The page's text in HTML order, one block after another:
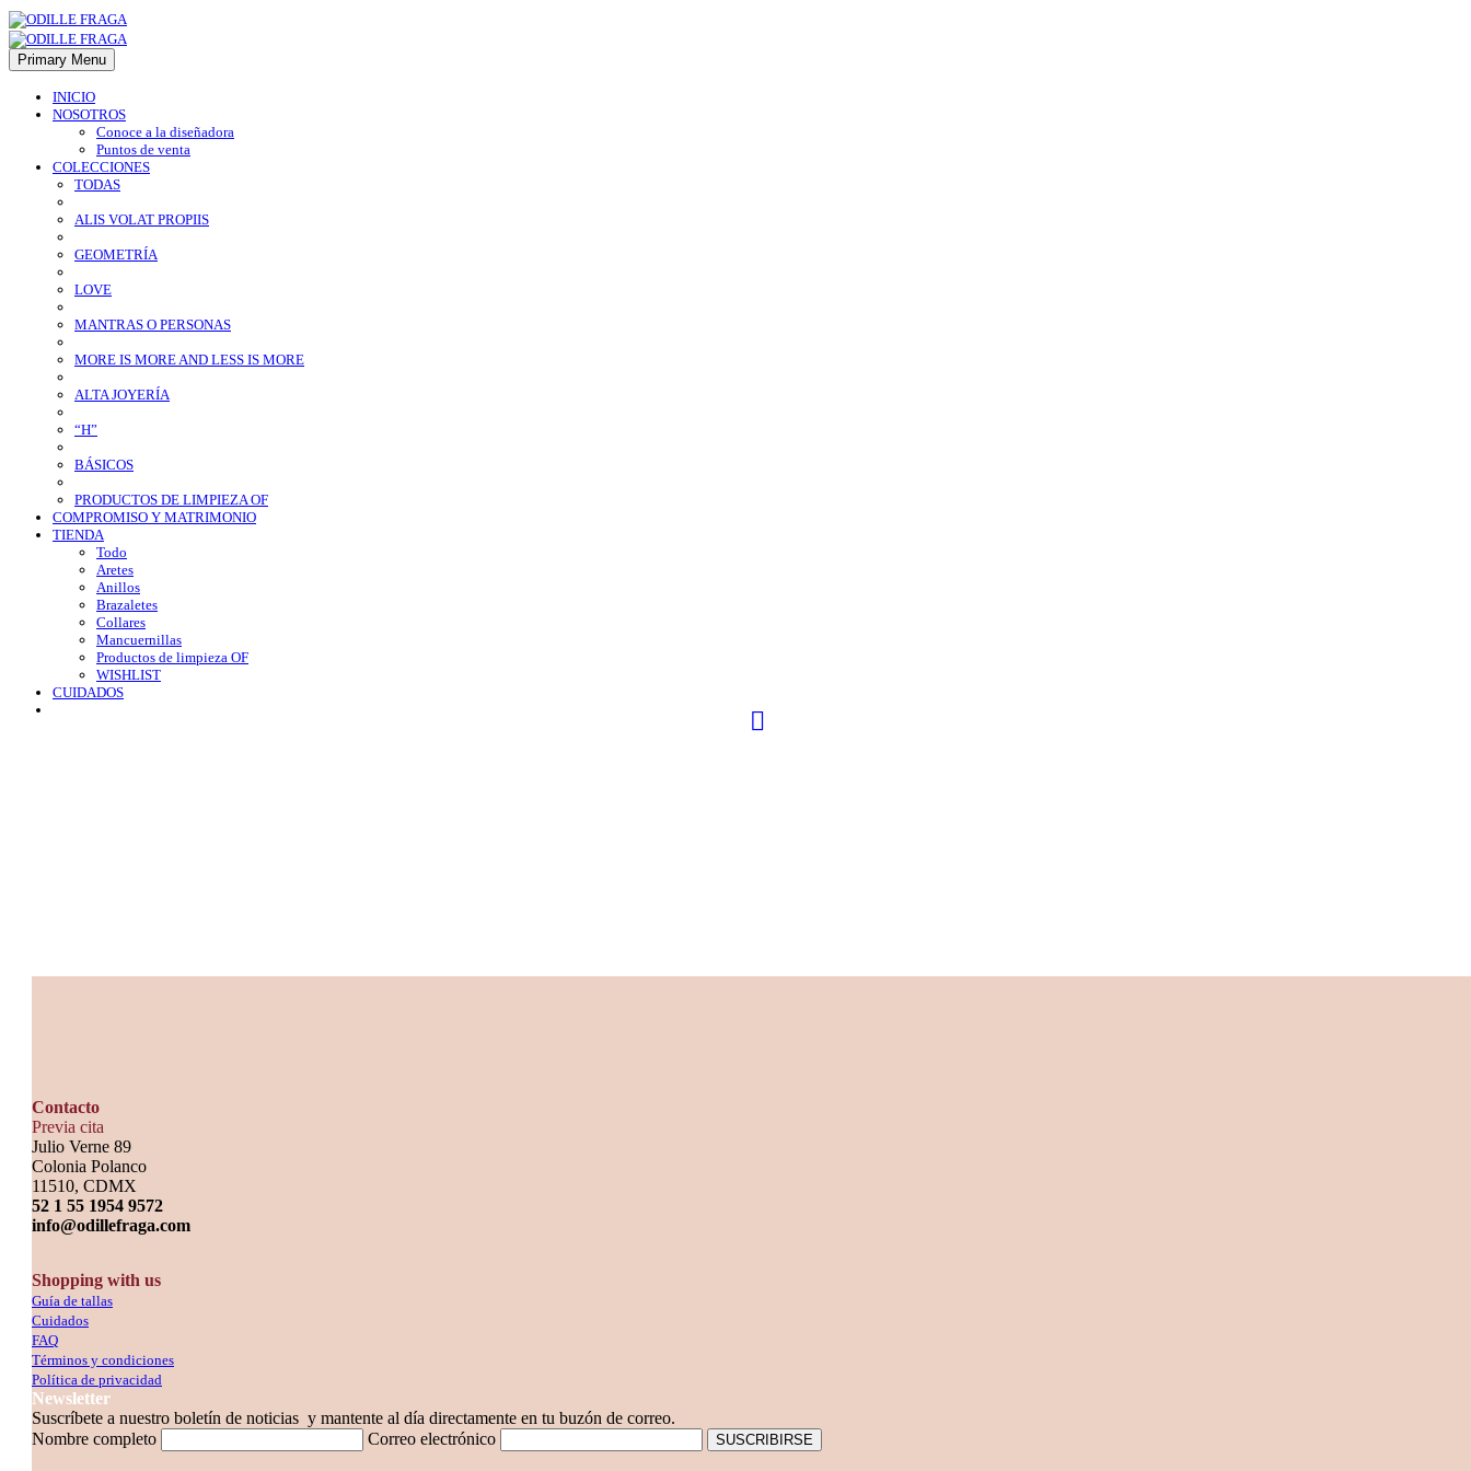
Primary Menu
INICIO
NOSOTROS
Conoce a la diseñadora
Puntos de venta
COLECCIONES
TODAS
ALIS VOLAT PROPIIS
GEOMETRÍA
LOVE
MANTRAS O PERSONAS
MORE IS MORE AND LESS IS MORE
ALTA JOYERÍA
“H”
BÁSICOS
PRODUCTOS DE LIMPIEZA OF
COMPROMISO Y MATRIMONIO
TIENDA
Todo
Aretes
Anillos
Brazaletes
Collares
Mancuernillas
Productos de limpieza OF
WISHLIST
CUIDADOS
Contacto
Previa cita
Julio Verne 89
Colonia Polanco
11510, CDMX
52 1 55 1954 9572
info@odillefraga.com
Shopping with us
Guía de tallas
Cuidados
FAQ
Términos y condiciones
Política de privacidad
Newsletter
Suscríbete a nuestro boletín de noticias y mantente al día directamente en tu buzón de correo.
Nombre completo
Correo electrónico SUSCRIBIRSE